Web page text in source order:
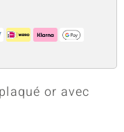
or avec